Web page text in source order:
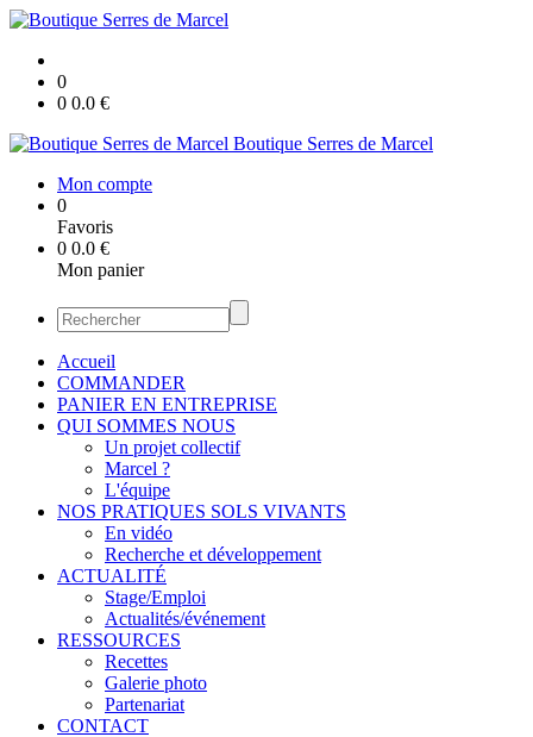
0
0 0.0 €
Boutique Serres de Marcel
Mon compte
0
Favoris
0 0.0 €
Mon panier
Accueil
COMMANDER
PANIER EN ENTREPRISE
QUI SOMMES NOUS
Un projet collectif
Marcel ?
L'équipe
NOS PRATIQUES SOLS VIVANTS
En vidéo
Recherche et développement
ACTUALITÉ
Stage/Emploi
Actualités/événement
RESSOURCES
Recettes
Galerie photo
Partenariat
CONTACT